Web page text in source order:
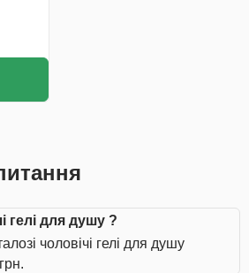
гелі для душу ?
чоловічі гелі для душу